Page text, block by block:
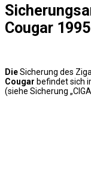
Cougar
DieSicherung des
Cougar befindet sich
(siehe Sicherung